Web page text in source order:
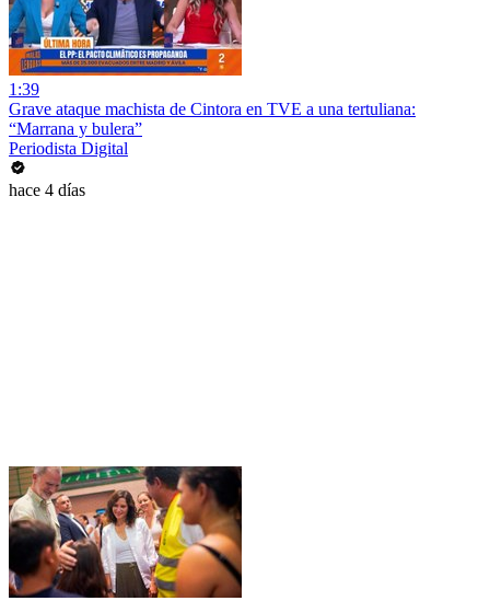
1:39
Grave ataque machista de Cintora en TVE a una tertuliana:
“Marrana y bulera”
Periodista Digital
hace 4 días